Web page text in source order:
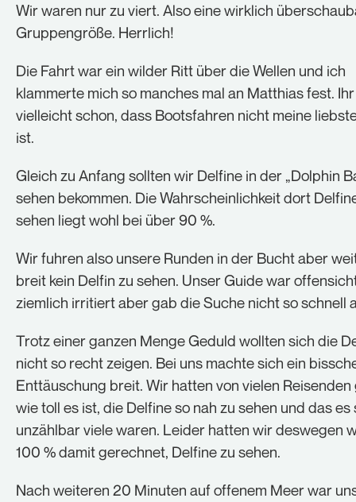
Wir waren nur zu viert. Also eine wirklich
Gruppengröße. Herrlich!
Die Fahrt war ein wilder Ritt über die Wellen und ich
klammerte mich so manches mal an Matthias fest.
vielleicht schon, dass Bootsfahren nicht meine
ist.
Gleich zu Anfang sollten wir Delfine in der „Dolphin
sehen bekommen. Die Wahrscheinlichkeit dort
sehen liegt wohl bei über 90 %.
Wir fuhren also unsere Runden in der Bucht aber
breit kein Delfin zu sehen. Unser Guide war
ziemlich irritiert aber gab die Suche nicht so schnell
Trotz einer ganzen Menge Geduld wollten sich die
nicht so recht zeigen. Bei uns machte sich ein
Enttäuschung breit. Wir hatten von vielen
wie toll es ist, die Delfine so nah zu sehen und das es
unzählbar viele waren. Leider hatten wir deswegen
100 % damit gerechnet, Delfine zu sehen.
Nach weiteren 20 Minuten auf offenem Meer war